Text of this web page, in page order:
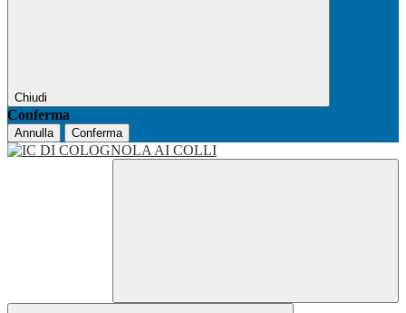
Chiudi
Conferma
Annulla Conferma